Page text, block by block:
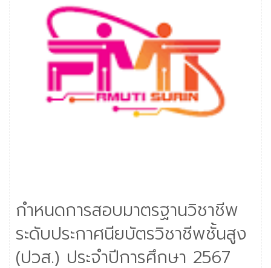
กำหนดการสอบมาตรฐานวิชาชีพ
ระดับประกาศนียบัตรวิชาชีพชั้นสูง
(ปวส.) ประจำปีการศึกษา 2567